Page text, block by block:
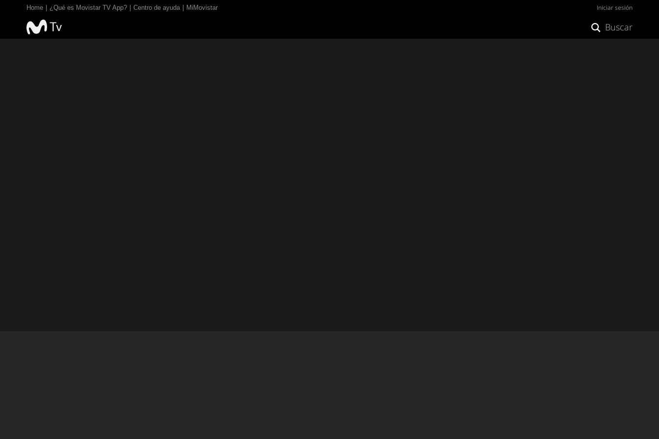
Home ¿Qué es Movistar TV App? Centro de ayuda MiMovistar Iniciar sesión
Buscar